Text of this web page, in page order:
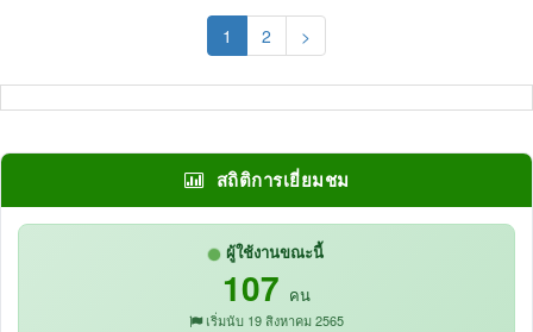
1 (current)
2 >
สถิติการเยี่ยมชม
ผู้ใช้งานขณะนี้
107 คน
เริ่มนับ 19 สิงหาคม 2565